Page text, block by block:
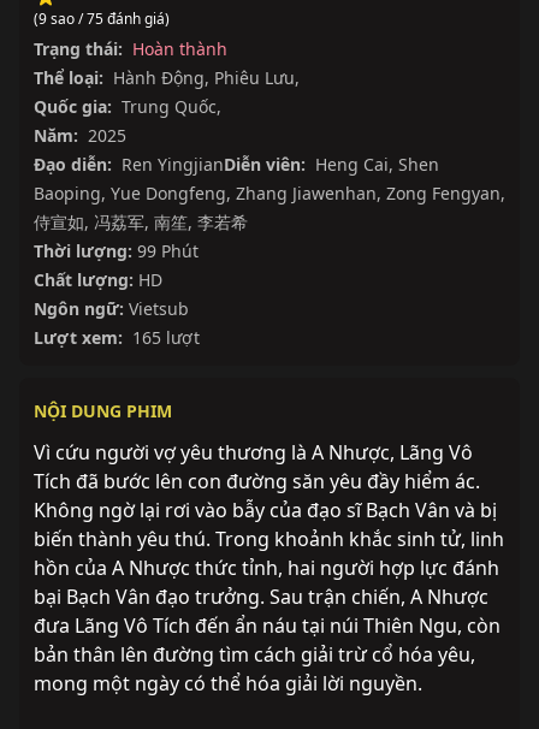
(9 sao / 75 đánh giá)
Trạng thái: Hoàn thành
Thể loại: Hành Động, Phiêu Lưu,
Quốc gia: Trung Quốc,
Năm: 2025
Đạo diễn: Ren YingjianDiễn viên: Heng Cai, Shen
Baoping, Yue Dongfeng, Zhang Jiawenhan, Zong Fengyan,
侍宣如, 冯荔军, 南笙, 李若希
Thời lượng: 99 Phút
Chất lượng: HD
Ngôn ngữ: Vietsub
Lượt xem: 165 lượt
NỘI DUNG PHIM
Vì cứu người vợ yêu thương là A Nhược, Lãng Vô
Tích đã bước lên con đường săn yêu đầy hiểm ác.
Không ngờ lại rơi vào bẫy của đạo sĩ Bạch Vân và bị
biến thành yêu thú. Trong khoảnh khắc sinh tử, linh
hồn của A Nhược thức tỉnh, hai người hợp lực đánh
bại Bạch Vân đạo trưởng. Sau trận chiến, A Nhược
đưa Lãng Vô Tích đến ẩn náu tại núi Thiên Ngu, còn
bản thân lên đường tìm cách giải trừ cổ hóa yêu,
mong một ngày có thể hóa giải lời nguyền.